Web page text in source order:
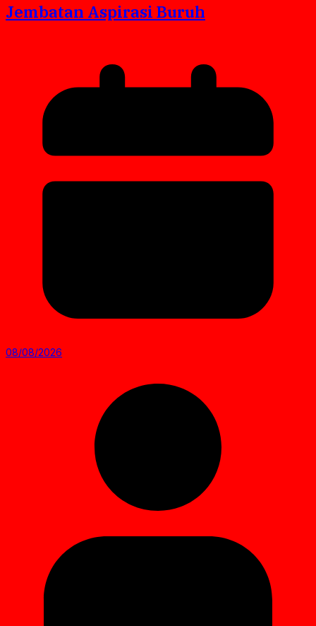
Jembatan Aspirasi Buruh
08/08/2026